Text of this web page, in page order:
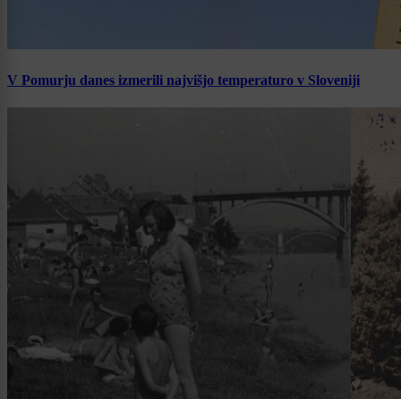
V Pomurju danes izmerili najvišjo temperaturo v Sloveniji